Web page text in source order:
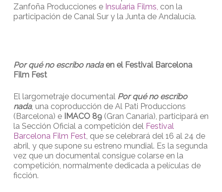
Zanfoña Producciones e Insularia Films, con la
participación de Canal Sur y la Junta de Andalucía.
Por qué no escribo nada en el Festival Barcelona
Film Fest
El largometraje documental Por qué no escribo
nada, una coproducción de Al Pati Produccions
(Barcelona) e IMACO 89 (Gran Canaria), participará en
la Sección Oficial a competición del Festival
Barcelona Film Fest, que se celebrará del 16 al 24 de
abril, y que supone su estreno mundial. Es la segunda
vez que un documental consigue colarse en la
competición, normalmente dedicada a películas de
ficción.